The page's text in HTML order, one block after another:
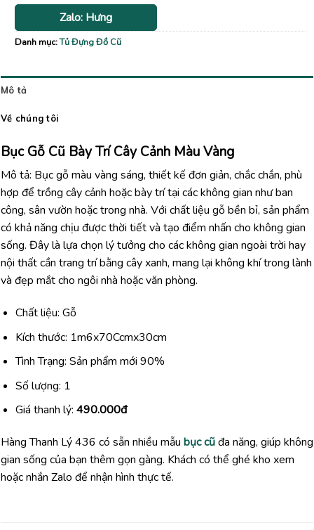
Zalo: Hưng
Danh mục:Tủ Đựng Đồ Cũ
Mô tả
Về chúng tôi
Bục Gỗ Cũ Bày Trí Cây Cảnh Màu Vàng
Mô tả: Bục gỗ màu vàng sáng, thiết kế đơn giản, chắc chắn, phù
hợp để trồng cây cảnh hoặc bày trí tại các không gian như ban
công, sân vườn hoặc trong nhà. Với chất liệu gỗ bền bỉ, sản phẩm
có khả năng chịu được thời tiết và tạo điểm nhấn cho không gian
sống. Đây là lựa chọn lý tưởng cho các không gian ngoài trời hay
nội thất cần trang trí bằng cây xanh, mang lại không khí trong lành
và đẹp mắt cho ngôi nhà hoặc văn phòng.
Chất liệu: Gỗ
Kích thước: 1m6x70Ccmx30cm
Tình Trạng: Sản phẩm mới 90%
Số lượng: 1
Giá thanh lý: 490.000đ
Hàng Thanh Lý 436 có sẵn nhiều mẫu bục cũđa năng, giúp không
gian sống của bạn thêm gọn gàng. Khách có thể ghé kho xem
hoặc nhắn Zalo để nhận hình thực tế.